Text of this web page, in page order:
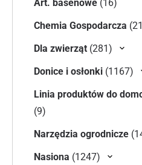
Art. basenowe 16
Chemia Gospodarcza 21
Dla zwierząt 281281
Donice i osłonki 1167
Linia produktów do
99 produktów
Narzędzia ogrodnicze
Nasiona 12471247